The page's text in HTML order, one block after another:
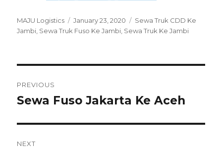
Author
MAJU Logistics
Posted
on
January 23, 2020 Tags
Sewa Truk CDD Ke
Jambi Sewa Truk Fuso Ke Jambi Sewa Truk Ke Jambi
navigation
PREVIOUS
Previous
Sewa Fuso Jakarta Ke Aceh
NEXT